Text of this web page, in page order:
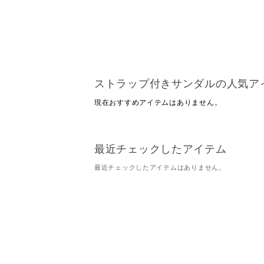
ストラップ付きサンダルの人気ア
現在おすすめアイテムはありません。
最近チェックしたアイテム
最近チェックしたアイテムはありません。